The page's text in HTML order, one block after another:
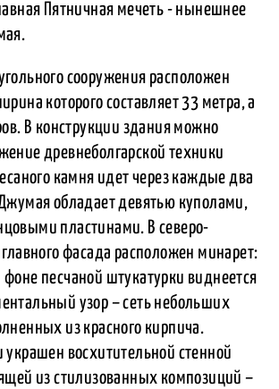
Пятничная мечеть - нынешнее
сооружения расположен
которого составляет 33 метра, а
В конструкции здания можно
древнеболгарской техники
камня идет через каждые два
обладает девятью куполами,
пластинами. В северо-
главного фасада расположен минарет:
песчаной штукатурки виднеется
узор – сеть небольших
из красного кирпича.
украшен восхитительной стенной
из стилизованных композиций –